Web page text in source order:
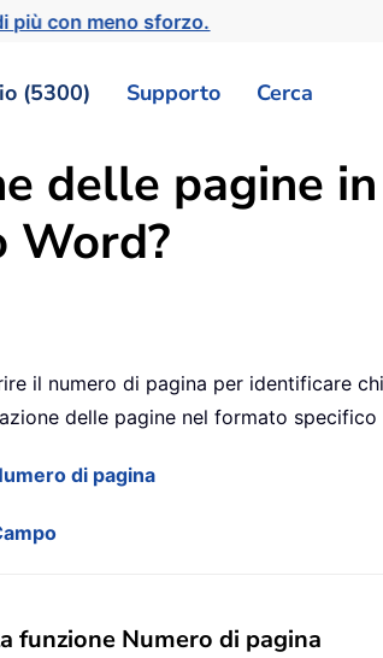
più con meno sforzo.
(5300) Supporto Cerca
delle pagine
Word?
il numero di pagina per identificare
delle pagine nel formato specifico
di pagina
funzione Numero di pagina